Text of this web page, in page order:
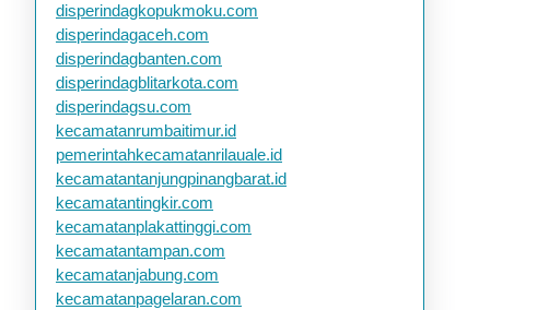
disperindagkopukmoku.com
disperindagaceh.com
disperindagbanten.com
disperindagblitarkota.com
disperindagsu.com
kecamatanrumbaitimur.id
pemerintahkecamatanrilauale.id
kecamatantanjungpinangbarat.id
kecamatantingkir.com
kecamatanplakattinggi.com
kecamatantampan.com
kecamatanjabung.com
kecamatanpagelaran.com